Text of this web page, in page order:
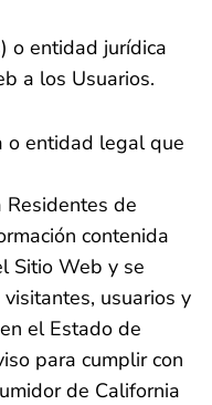
o entidad jurídica
a los Usuarios.
o entidad legal que
Residentes de
contenida
Sitio Web y se
usuarios y
el Estado de
para cumplir con
de California